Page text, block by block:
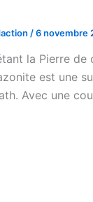
/6 novembre
la Pierre de
est une
Avec une